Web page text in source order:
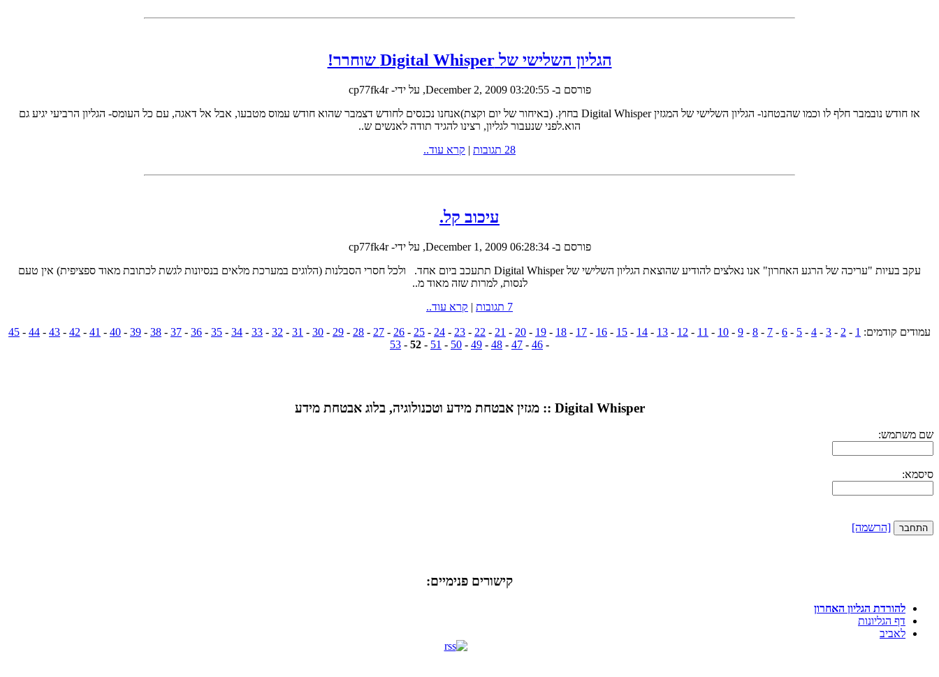
הגליון השלישי של Digital Whisper שוחרר!
פורסם ב-December 2, 2009 03:20:55, על ידי- cp77fk4r
אז חודש נובמבר חלף לו וכמו שהבטחנו- הגליון השלישי של המגזין Digital Whisper בחוץ. (באיחור של יום וקצת)אנחנו נכנסים לחודש דצמבר שהוא חודש עמוס מטבעו, אבל אל דאגה, עם כל העומס- הגליון הרביעי יגיע גם
הוא.לפני שנעבור לגליון, רצינו להגיד תודה לאנשים ש..
28 תגובות
| קרא עוד..
עיכוב קל.
פורסם ב-December 1, 2009 06:28:34, על ידי- cp77fk4r
עקב בעיות "עריכה של הרגע האחרון" אנו נאלצים להודיע שהוצאת הגליון השלישי של Digital Whisper תתעכב ביום אחד. ולכל חסרי הסבלנות (הלוגים במערכת מלאים בנסיונות לגשת לכתובת מאוד ספציפית) אין טעם
לנסות, למרות שזה מאוד מ..
7 תגובות
| קרא עוד..
עמודים קודמים: 1
-
2
-
3
-
4
-
5
-
6
-
7
-
8
-
9
-
10
-
11
-
12
-
13
-
14
-
15
-
16
-
17
-
18
-
19
-
20
-
21
-
22
-
23
-
24
-
25
-
26
-
27
-
28
-
29
-
30
-
31
-
32
-
33
-
34
-
35
-
36
-
37
-
38
-
39
-
40
-
41
-
42
-
43
-
44
-
45
-
46
-
47
-
48
-
49
-
50
-
51
-
52
-
53
Digital Whisper :: מגזין אבטחת מידע וטכנולוגיה, בלוג אבטחת מידע
שם משתמש:
סיסמא:
[הרשמה]
קישורים פנימיים:
להורדת הגליון האחרון
דף הגליונות
לאביב